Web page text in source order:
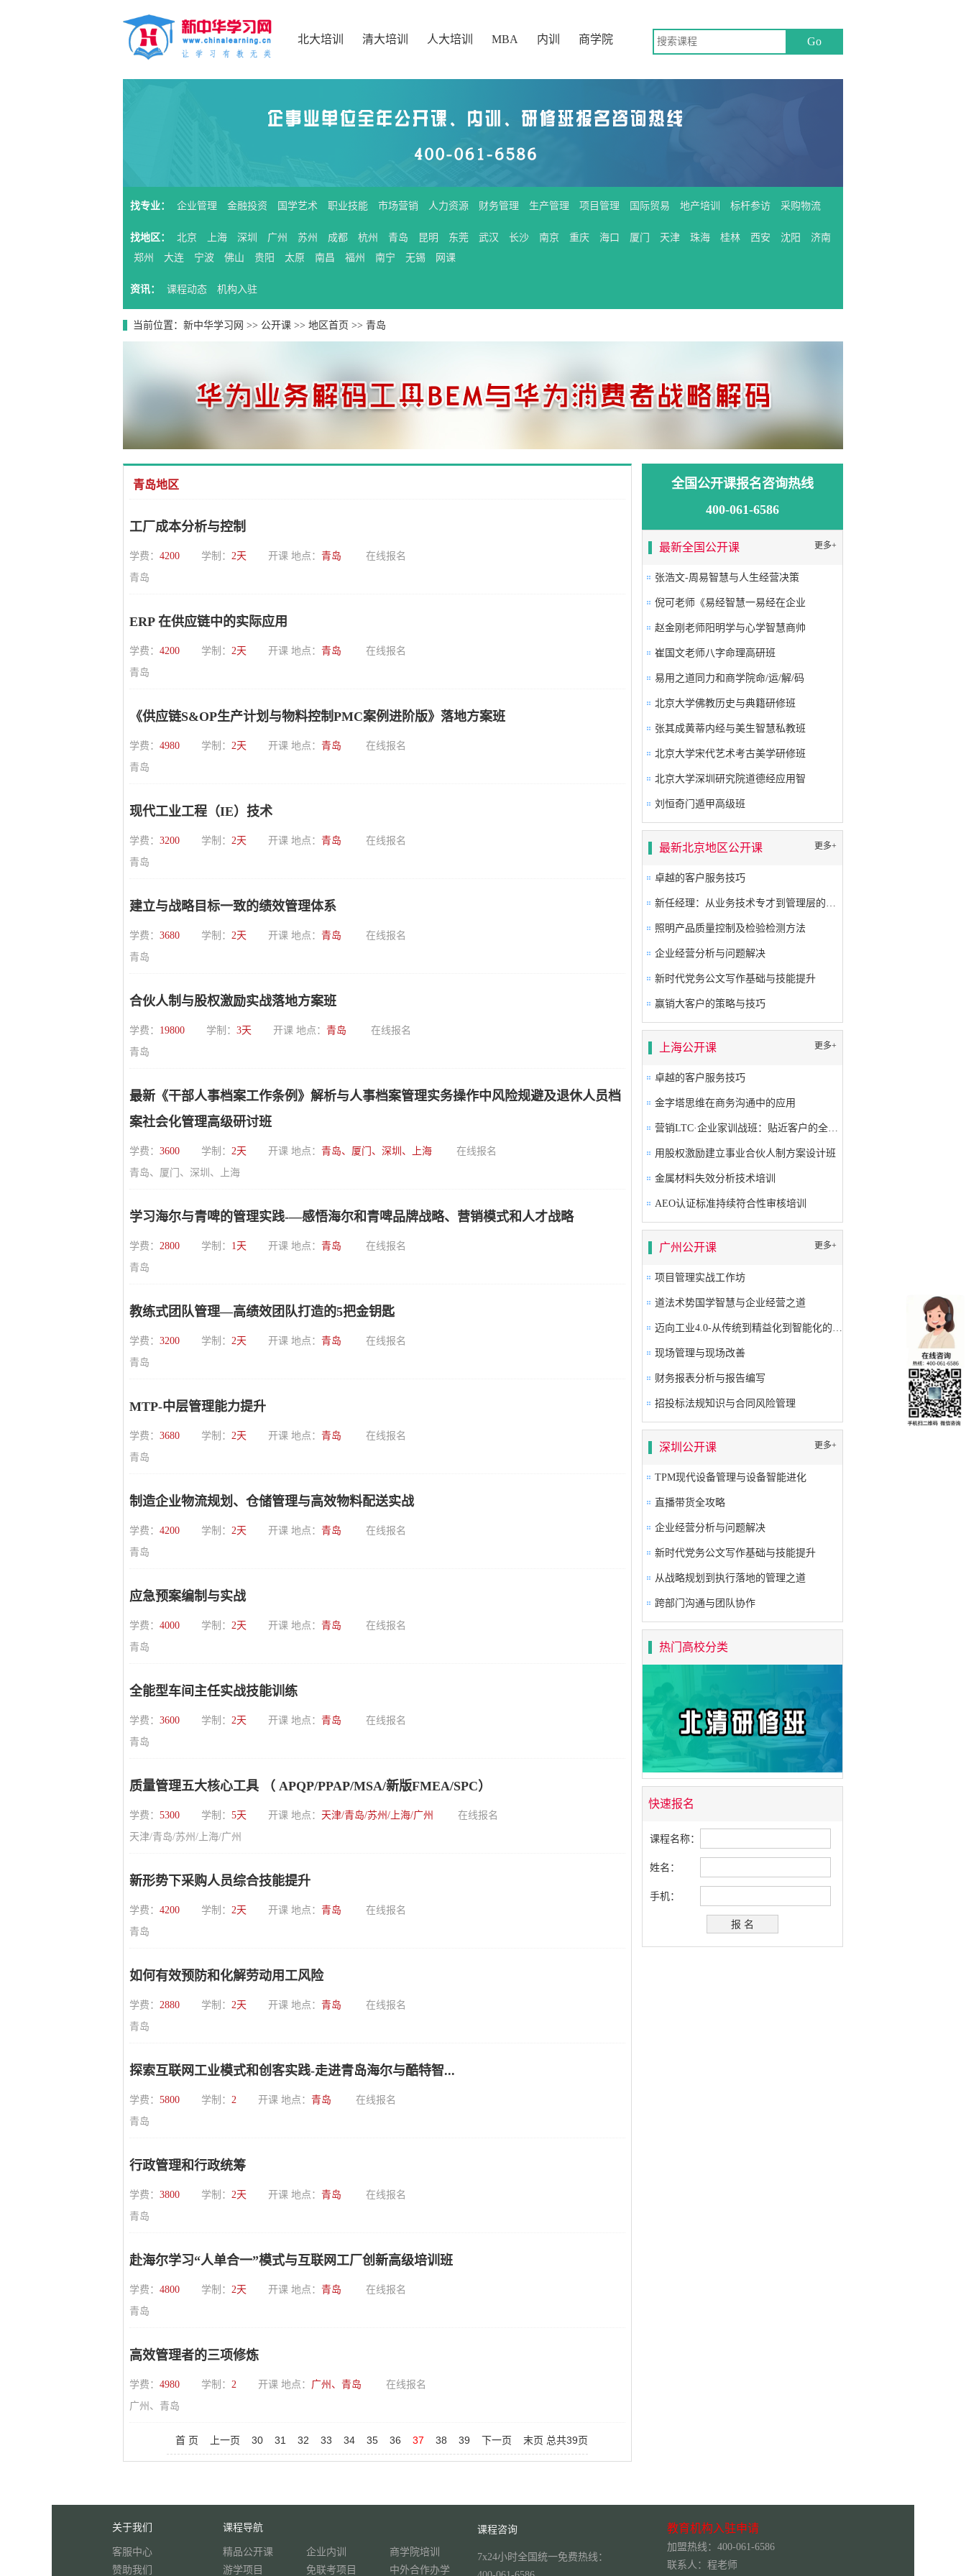
北大培训 清大培训 人大培训 MBA 内训 商学院
找专业： 企业管理 金融投资 国学艺术 职业技能 市场营销 人力资源 财务管理 生产管理 项目管理 国际贸易 地产培训 标杆参访 采购物流
找地区： 北京 上海 深圳 广州 苏州 成都 杭州 青岛 昆明 东莞 武汉 长沙 南京 重庆 海口 厦门 天津 珠海 桂林 西安 沈阳
济南
郑州
大连 宁波 佛山 贵阳 太原 南昌 福州 南宁 无锡 网课
资讯： 课程动态 机构入驻
当前位置： 新中华学习网 >> 公开课 >> 地区首页 >> 青岛
青岛地区
工厂成本分析与控制
学费： 4200 学制： 2天 开课 地点： 青岛
在线报名
青岛
ERP 在供应链中的实际应用
学费： 4200 学制： 2天 开课 地点： 青岛
在线报名
青岛
《供应链S&OP生产计划与物料控制PMC案例进阶版》落地方案班
学费： 4980 学制： 2天 开课 地点： 青岛
在线报名
青岛
现代工业工程（IE）技术
学费： 3200 学制： 2天 开课 地点： 青岛
在线报名
青岛
建立与战略目标一致的绩效管理体系
学费： 3680 学制： 2天 开课 地点： 青岛
在线报名
青岛
合伙人制与股权激励实战落地方案班
学费： 19800 学制： 3天 开课 地点： 青岛
在线报名
青岛
最新《干部人事档案工作条例》解析与人事档案管理实务操作中风险规避及退休人员档
案社会化管理高级研讨班
学费： 3600 学制： 2天 开课 地点： 青岛、厦门、深圳、上海
在线报名
青岛、厦门、深圳、上海
学习海尔与青啤的管理实践-—感悟海尔和青啤品牌战略、营销模式和人才战略
学费： 2800 学制： 1天 开课 地点： 青岛
在线报名
青岛
教练式团队管理—高绩效团队打造的5把金钥匙
学费： 3200 学制： 2天 开课 地点： 青岛
在线报名
青岛
MTP-中层管理能力提升
学费： 3680 学制： 2天 开课 地点： 青岛
在线报名
青岛
制造企业物流规划、仓储管理与高效物料配送实战
学费： 4200 学制： 2天 开课 地点： 青岛
在线报名
青岛
应急预案编制与实战
学费： 4000 学制： 2天 开课 地点： 青岛
在线报名
青岛
全能型车间主任实战技能训练
学费： 3600 学制： 2天 开课 地点： 青岛
在线报名
青岛
质量管理五大核心工具 （ APQP/PPAP/MSA/新版FMEA/SPC）
学费： 5300 学制： 5天 开课 地点： 天津/青岛/苏州/上海/广州
在线报名
天津/青岛/苏州/上海/广州
新形势下采购人员综合技能提升
学费： 4200 学制： 2天 开课 地点： 青岛
在线报名
青岛
如何有效预防和化解劳动用工风险
学费： 2880 学制： 2天 开课 地点： 青岛
在线报名
青岛
探索互联网工业模式和创客实践-走进青岛海尔与酷特智...
学费： 5800 学制： 2 开课 地点： 青岛
在线报名
青岛
行政管理和行政统筹
学费： 3800 学制： 2天 开课 地点： 青岛
在线报名
青岛
赴海尔学习“人单合一”模式与互联网工厂创新高级培训班
学费： 4800 学制： 2天 开课 地点： 青岛
在线报名
青岛
高效管理者的三项修炼
学费： 4980 学制： 2 开课 地点： 广州、青岛
在线报名
广州、青岛
首 页 上一页 30 31 32 33 34 35 36 37 38 39 下一页 末页 总共39页
全国公开课报名咨询热线
400-061-6586
最新全国公开课 更多+
张浩文-周易智慧与人生经营决策
倪可老师《易经智慧一易经在企业
赵金刚老师阳明学与心学智慧商帅
崔国文老师八字命理高研班
易用之道同力和商学院命/运/解/码
北京大学佛教历史与典籍研修班
张其成黄蒂内经与美生智慧私教班
北京大学宋代艺术考古美学研修班
北京大学深圳研究院道德经应用智
刘恒奇门遁甲高级班
最新北京地区公开课 更多+
卓越的客户服务技巧
新任经理：从业务技术专才到管理层的角色转换及提升
照明产品质量控制及检验检测方法
企业经营分析与问题解决
新时代党务公文写作基础与技能提升
赢销大客户的策略与技巧
上海公开课 更多+
卓越的客户服务技巧
金字塔思维在商务沟通中的应用
营销LTC·企业家训战班：贴近客户的全流程营销成功之道
用股权激励建立事业合伙人制方案设计班
金属材料失效分析技术培训
AEO认证标准持续符合性审核培训
广州公开课 更多+
项目管理实战工作坊
道法术势国学智慧与企业经营之道
迈向工业4.0-从传统到精益化到智能化的卓越生产系统构建
现场管理与现场改善
财务报表分析与报告编写
招投标法规知识与合同风险管理
深圳公开课 更多+
TPM现代设备管理与设备智能进化
直播带货全攻略
企业经营分析与问题解决
新时代党务公文写作基础与技能提升
从战略规划到执行落地的管理之道
跨部门沟通与团队协作
热门高校分类
快速报名
课程名称：
姓名：
手机：
关于我们
客服中心
赞助我们
课程导航
精品公开课 企业内训
商学院培训
游学项目
免联考项目 中外合作办学
课程咨询
7x24小时全国统一免费热线：
教育机构入驻申请
加盟热线：400-061-6586
联系人：程老师